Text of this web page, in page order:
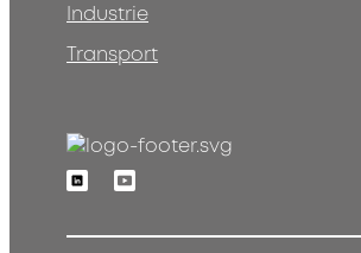
Industrie
Transport
LinkedinYoutube